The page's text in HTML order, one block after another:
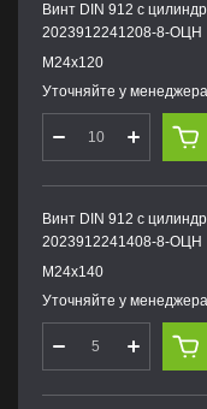
Винт DIN 912 с
2023912241208-8-ОЦН
М24х120
Уточняйте у менеджера
Винт DIN 912 с
2023912241408-8-ОЦН
М24х140
Уточняйте у менеджера